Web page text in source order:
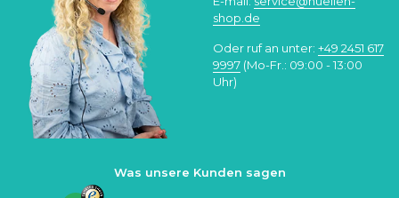
shop.de
Oder ruf an unter: +49 2451 617
9997 (Mo-Fr.: 09:00 - 13:00
Uhr)
Was unsere Kunden sagen